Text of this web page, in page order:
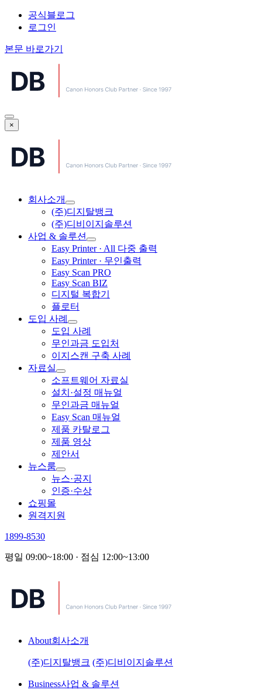
공식블로그
로그인
본문 바로가기
×
회사소개
(주)디지탈뱅크
(주)디비이지솔루션
사업 & 솔루션
Easy Printer · All 다중 출력
Easy Printer · 무인출력
Easy Scan PRO
Easy Scan BIZ
디지털 복합기
플로터
도입 사례
도입 사례
무인과금 도입처
이지스캔 구축 사례
자료실
소프트웨어 자료실
설치·설정 매뉴얼
무인과금 매뉴얼
Easy Scan 매뉴얼
제품 카탈로그
제품 영상
제안서
뉴스룸
뉴스·공지
인증·수상
쇼핑몰
원격지원
1899-8530
평일 09:00~18:00 · 점심 12:00~13:00
About회사소개
(주)디지탈뱅크 (주)디비이지솔루션
Business사업 & 솔루션